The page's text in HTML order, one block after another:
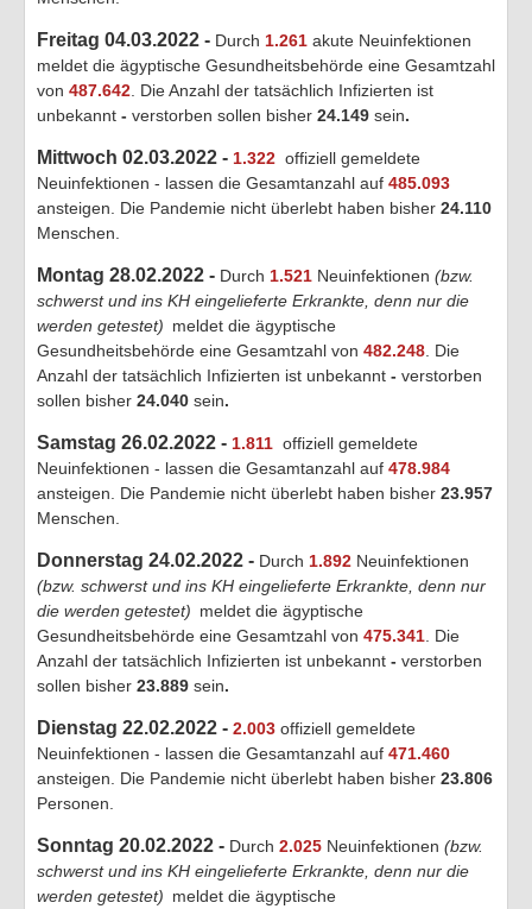
Freitag 04.03.2022 - Durch 1.261 akute Neuinfektionen
meldet die ägyptische Gesundheitsbehörde eine Gesamtzahl
von 487.642 . Die Anzahl der tatsächlich Infizierten ist
unbekannt - verstorben sollen bisher 24.149 sein.
Mittwoch 02.03.2022 - 1.322 offiziell gemeldete
Neuinfektionen - lassen die Gesamtanzahl auf 485.093
ansteigen. Die Pandemie nicht überlebt haben bisher 24.110
Menschen.
Montag 28.02.2022 - Durch 1.521 Neuinfektionen (bzw.
schwerst und ins KH eingelieferte Erkrankte, denn nur die
werden getestet) meldet die ägyptische
Gesundheitsbehörde eine Gesamtzahl von 482.248 . Die
Anzahl der tatsächlich Infizierten ist unbekannt - verstorben
sollen bisher 24.040 sein.
Samstag 26.02.2022 - 1.811 offiziell gemeldete
Neuinfektionen - lassen die Gesamtanzahl auf 478.984
ansteigen. Die Pandemie nicht überlebt haben bisher 23.957
Menschen.
Donnerstag 24.02.2022 - Durch 1.892 Neuinfektionen
(bzw. schwerst und ins KH eingelieferte Erkrankte, denn nur
die werden getestet) meldet die ägyptische
Gesundheitsbehörde eine Gesamtzahl von 475.341 . Die
Anzahl der tatsächlich Infizierten ist unbekannt - verstorben
sollen bisher 23.889 sein.
Dienstag 22.02.2022 - 2.003 offiziell gemeldete
Neuinfektionen - lassen die Gesamtanzahl auf 471.460
ansteigen. Die Pandemie nicht überlebt haben bisher 23.806
Personen.
Sonntag 20.02.2022 - Durch 2.025 Neuinfektionen (bzw.
schwerst und ins KH eingelieferte Erkrankte, denn nur die
werden getestet) meldet die ägyptische